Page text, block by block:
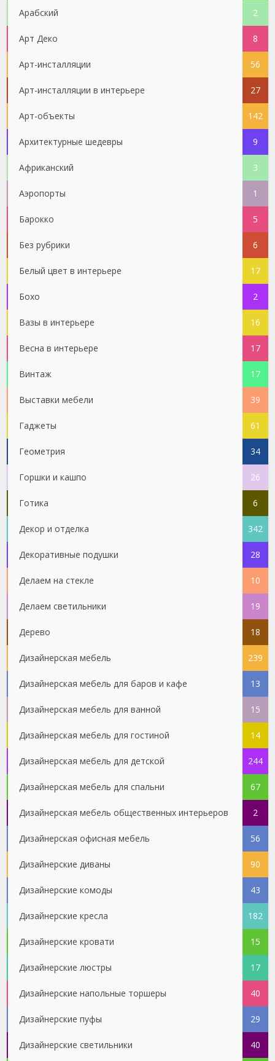
Арабский 2
Арт Деко 8
Арт-инсталляции 56
Арт-инсталляции в интерьере 27
Арт-объекты 142
Архитектурные шедевры 9
Африканский 3
Аэропорты 1
Барокко 5
Без рубрики 6
Белый цвет в интерьере 17
Бохо 2
Вазы в интерьере 16
Весна в интерьере 17
Винтаж 17
Выставки мебели 39
Гаджеты 61
Геометрия 34
Горшки и кашпо 26
Готика 6
Декор и отделка 342
Декоративные подушки 28
Делаем на стекле 10
Делаем светильники 19
Дерево 18
Дизайнерская мебель 239
Дизайнерская мебель для баров и кафе 13
Дизайнерская мебель для ванной 15
Дизайнерская мебель для гостиной 14
Дизайнерская мебель для детской 244
Дизайнерская мебель для спальни 67
Дизайнерская мебель общественных интерьеров 2
Дизайнерская офисная мебель 56
Дизайнерские диваны 90
Дизайнерские комоды 43
Дизайнерские кресла 182
Дизайнерские кровати 15
Дизайнерские люстры 17
Дизайнерские напольные торшеры 40
Дизайнерские пуфы 29
Дизайнерские светильники 40